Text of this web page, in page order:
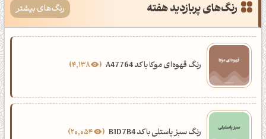
رنگ‌های پربازدید هفته رنگ‌های بیشتر
رنگ قهوه‌ای موکا با کد A47764 4,138
رنگ سبز پاستلی با کد B1D7B4 20,054